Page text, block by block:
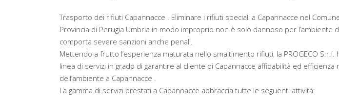
Trasporto dei rifiuti Capannacce . Eliminare i rifiuti speciali a Capannacce nel
Provincia di Perugia Umbria in modo improprio non è solo dannoso per l’ambiente
comporta severe sanzioni anche penali.
Mettendo a frutto l’esperienza maturata nello smaltimento rifiuti, la PROGECO S.r.l.
linea di servizi in grado di garantire al cliente di Capannacce affidabilità ed efficienza
dell’ambiente a Capannacce .
La gamma di servizi prestati a Capannacce abbraccia tutte le seguenti attività: